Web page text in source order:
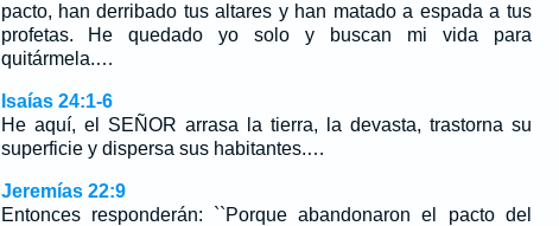
pacto, han derribado tus altares y han matado a espada a tus
profetas. He quedado yo solo y buscan mi vida para
quitármela.…
Isaías 24:1-6
He aquí, el SEÑOR arrasa la tierra, la devasta, trastorna su
superficie y dispersa sus habitantes.…
Jeremías 22:9
Entonces responderán: ``Porque abandonaron el pacto del